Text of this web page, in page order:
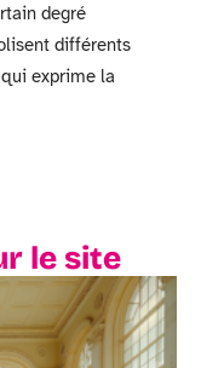
degré
différents
exprime la
le site